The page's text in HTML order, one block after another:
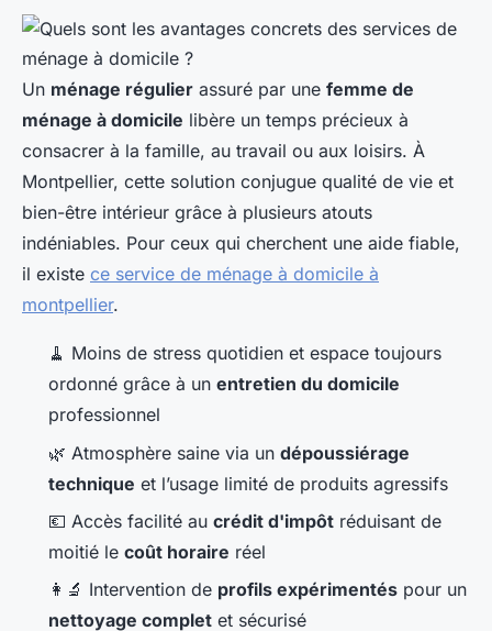
Un ménage régulier assuré par une femme de
ménage à domicile libère un temps précieux à
consacrer à la famille, au travail ou aux loisirs. À
Montpellier, cette solution conjugue qualité de vie et
bien-être intérieur grâce à plusieurs atouts
indéniables. Pour ceux qui cherchent une aide fiable,
il existe ce service de ménage à domicile à
montpellier.
🧹 Moins de stress quotidien et espace toujours
ordonné grâce à un entretien du domicile
professionnel
🌿 Atmosphère saine via un dépoussiérage
technique et l’usage limité de produits agressifs
💶 Accès facilité au crédit d'impôt réduisant de
moitié le coût horaire réel
👩‍🔬 Intervention de profils expérimentés pour un
nettoyage complet et sécurisé